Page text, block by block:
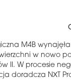
M4B wynajęła
w nowo
II. W procesie
doradcza NXT